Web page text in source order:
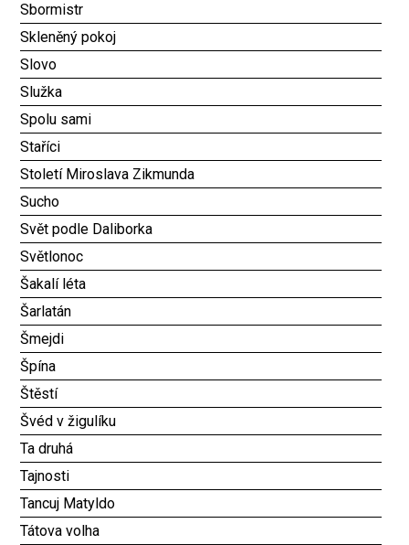
Sbormistr
Skleněný pokoj
Slovo
Služka
Spolu sami
Staříci
Století Miroslava Zikmunda
Sucho
Svět podle Daliborka
Světlonoc
Šakalí léta
Šarlatán
Šmejdi
Špína
Štěstí
Švéd v žigulíku
Ta druhá
Tajnosti
Tancuj Matyldo
Tátova volha